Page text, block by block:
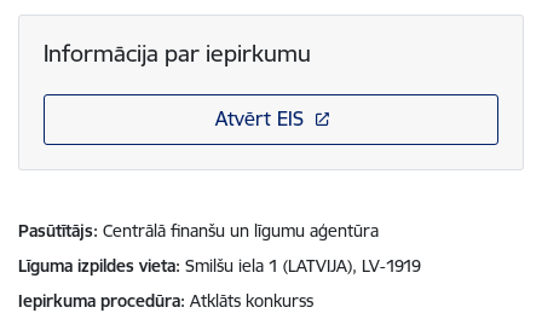
Informācija par iepirkumu
Atvērt EIS
Pasūtītājs Centrālā finanšu un līgumu aģentūra
Līguma izpildes vieta Smilšu iela 1 (LATVIJA), LV-1919
Iepirkuma procedūra Atklāts konkurss